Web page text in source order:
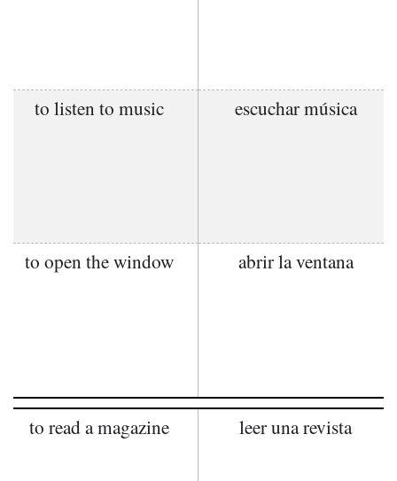
to listen to music escuchar música
to open the window abrir la ventana
to read a magazine leer una revista